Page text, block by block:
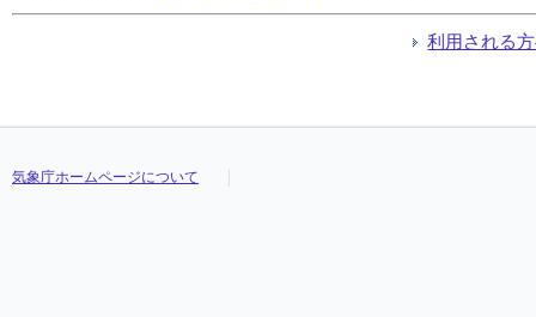
利用される
気象庁ホームページについて